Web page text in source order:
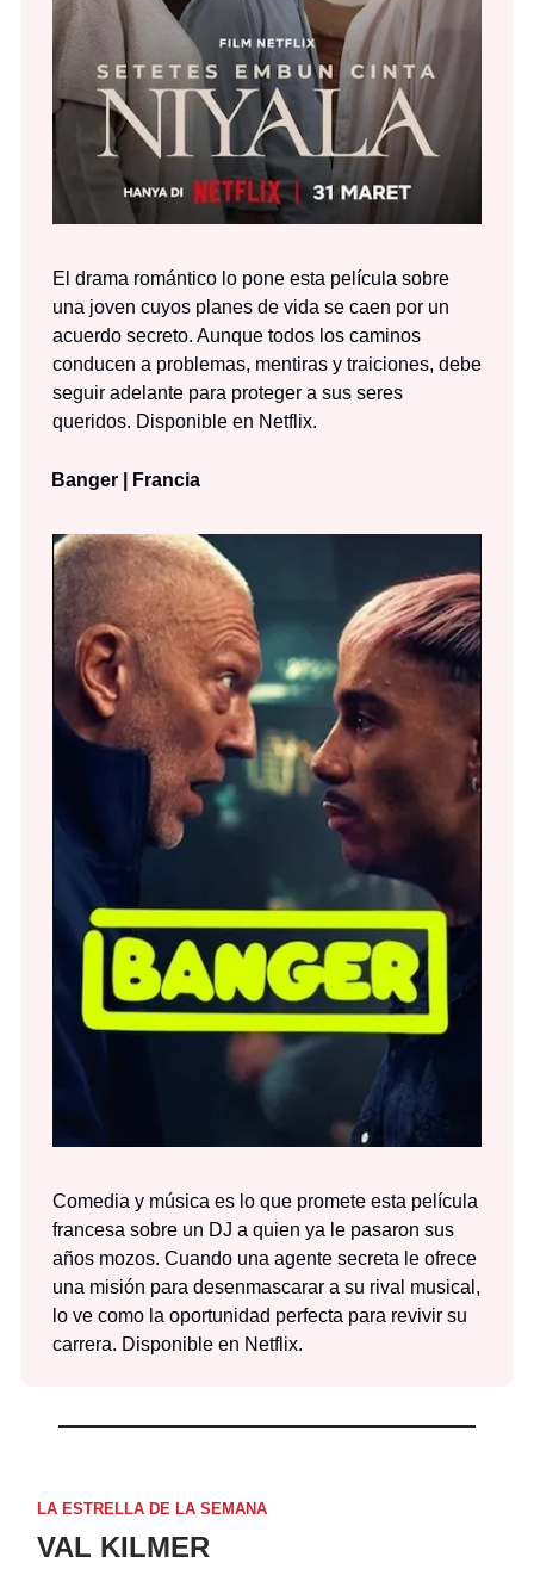
El drama romántico lo pone esta película sobre
una joven cuyos planes de vida se caen por un
acuerdo secreto. Aunque todos los caminos
conducen a problemas, mentiras y traiciones, debe
seguir adelante para proteger a sus seres
queridos. Disponible en Netflix.
Banger | Francia
Comedia y música es lo que promete esta película
francesa sobre un DJ a quien ya le pasaron sus
años mozos. Cuando una agente secreta le ofrece
una misión para desenmascarar a su rival musical,
lo ve como la oportunidad perfecta para revivir su
carrera. Disponible en Netflix.
LA ESTRELLA DE LA SEMANA
VAL KILMER